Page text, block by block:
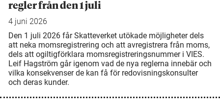
regler från den 1 juli
4 juni 2026
Den 1 juli 2026 får Skatteverket utökade möjligheter dels
att neka momsregistrering och att avregistrera från moms,
dels att ogiltigförklara momsregistreringsnummer i VIES.
Leif Hagström går igenom vad de nya reglerna innebär och
vilka konsekvenser de kan få för redovisningskonsulter
och deras kunder.